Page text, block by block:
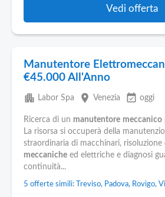
Vedi offerta
Manutentore
€45.000 All'Anno
apartment Labor Spa place Venezia event_available oggi
Ricerca di un manutentore meccanico
La risorsa si occuperà della
straordinaria di macchinari,
meccaniche ed elettriche e diagnosi
continuità...
5 offerte simili: Treviso, Padova, Rovigo,